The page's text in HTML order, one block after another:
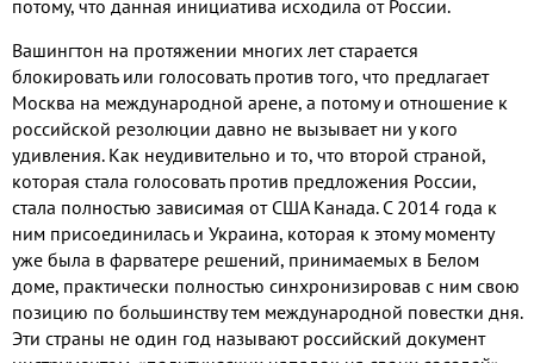
потому, что данная инициатива исходила от России.
Вашингтон на протяжении многих лет старается
блокировать или голосовать против того, что предлагает
Москва на международной арене, а потому и отношение к
российской резолюции давно не вызывает ни у кого
удивления. Как неудивительно и то, что второй страной,
которая стала голосовать против предложения России,
стала полностью зависимая от США Канада. С 2014 года к
ним присоединилась и Украина, которая к этому моменту
уже была в фарватере решений, принимаемых в Белом
доме, практически полностью синхронизировав с ним свою
позицию по большинству тем международной повестки дня.
Эти страны не один год называют российский документ